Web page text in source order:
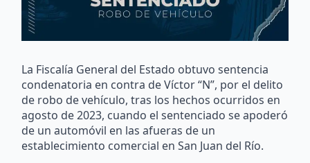
La Fiscalía General del Estado obtuvo sentencia
condenatoria en contra de Víctor “N”, por el delito
de robo de vehículo, tras los hechos ocurridos en
agosto de 2023, cuando el sentenciado se apoderó
de un automóvil en las afueras de un
establecimiento comercial en San Juan del Río.